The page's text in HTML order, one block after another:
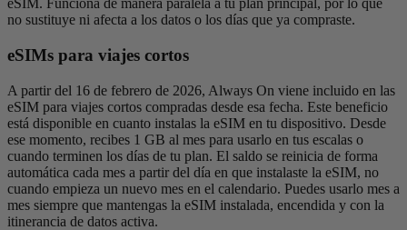
eSIM. Funciona de manera paralela a tu plan principal, por lo que
no sustituye ni afecta a los datos o los días que ya compraste.
eSIMs para viajes cortos
A partir del 16 de febrero de 2026, Always On viene incluido en las
eSIM para viajes cortos compradas desde esa fecha. Este beneficio
está disponible en cuanto instalas la eSIM en tu dispositivo. Desde
ese momento, recibes 1 GB al mes para usarlo en tus escalas o
cuando terminen los días de tu plan. El saldo se reinicia de forma
automática cada mes a partir del día en que instalaste la eSIM, no
cuando empieza un nuevo mes en el calendario. Puedes usarlo mes a
mes siempre que mantengas la eSIM instalada, encendida y con la
itinerancia de datos activa.